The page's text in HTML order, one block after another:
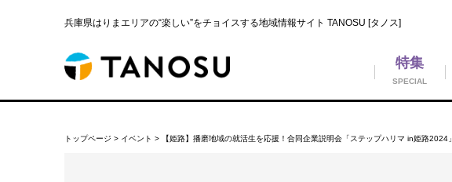
兵庫県はりまエリアの“楽しい”をチョイスする地域情報サイト TANOSU [タノス]
特集
SPECIAL
トップページ > イベント > 【姫路】播磨地域の就活生を応援！合同企業説明会「ステップハリマ in姫路2024